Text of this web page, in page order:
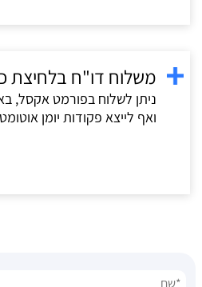
משלוח דו"ח בלחיצת
ניתן לשלוח בפורמט אקסל,
ואף לייצא פקודות יומן